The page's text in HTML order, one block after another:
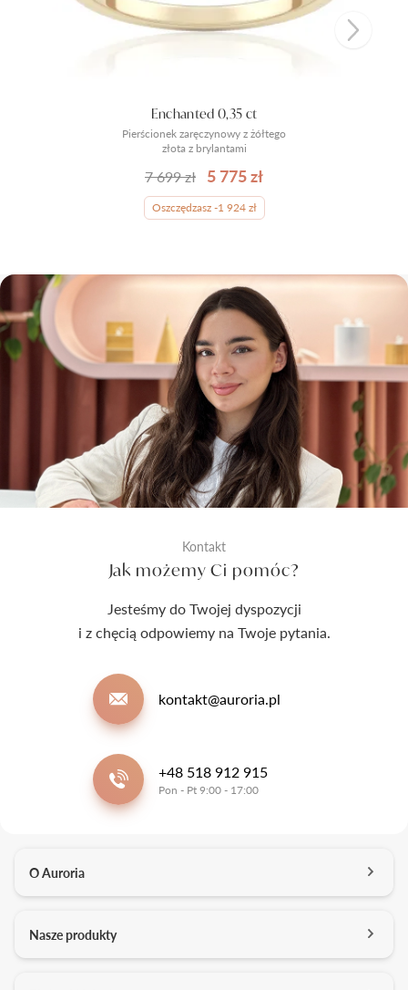
Pierścionek zaręczynowy z żółtego
złota z brylantami
Enchanted 0,35 ct
7 699 zł 5 775 zł
Oszczędzasz -1 924 zł
Kontakt
Jak możemy Ci pomóc?
Jesteśmy do Twojej dyspozycji
i z chęcią odpowiemy na Twoje pytania.
kontakt@auroria.pl
+48 518 912 915
Pon - Pt 9:00 - 17:00
O Auroria
Kontakt
Nasze produkty